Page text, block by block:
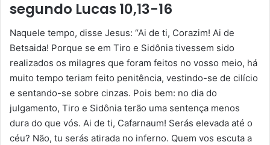
segundo Lucas 10,13-16
Naquele tempo, disse Jesus: “Ai de ti, Corazim! Ai de
Betsaida! Porque se em Tiro e Sidônia tivessem sido
realizados os milagres que foram feitos no vosso meio, há
muito tempo teriam feito penitência, vestindo-se de cilício
e sentando-se sobre cinzas. Pois bem: no dia do
julgamento, Tiro e Sidônia terão uma sentença menos
dura do que vós. Ai de ti, Cafarnaum! Serás elevada até o
céu? Não, tu serás atirada no inferno. Quem vos escuta a